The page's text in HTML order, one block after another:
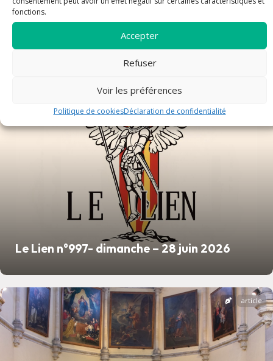
fonctions.
Accepter
Refuser
Voir les préférences
Politique de cookiesDéclaration de confidentialité
Rentrée 2026 - 2027
Le Lien n°997- dimanche – 28 juin 2026
article